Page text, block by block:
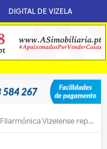
DIGITAL DE VIZELA
Filarmónica Vizelense repete hoje musical A Família Addams